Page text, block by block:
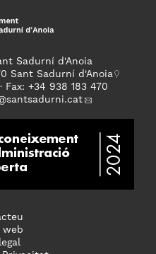
Sadurní d'Anoia
Sant Sadurní d'Anoia
· Fax: +34 938 183 470
web